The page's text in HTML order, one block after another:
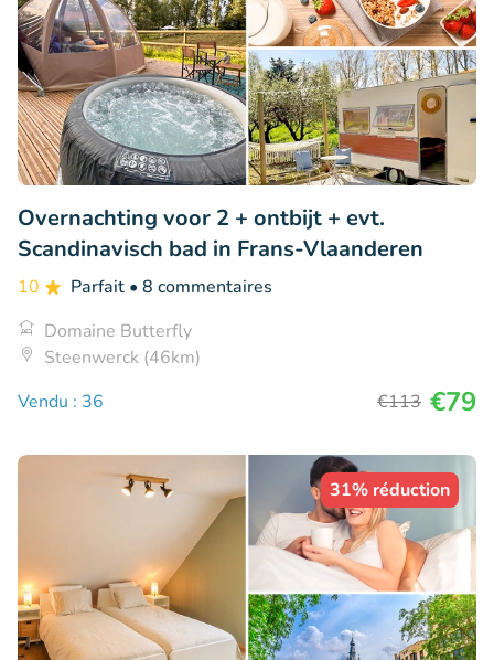
Overnachting voor 2 + ontbijt + evt.
Scandinavisch bad in Frans-Vlaanderen
10 Parfait • 8 commentaires
Domaine Butterfly
Steenwerck (46km)
Vendu : 36
€113 €79
31% réduction